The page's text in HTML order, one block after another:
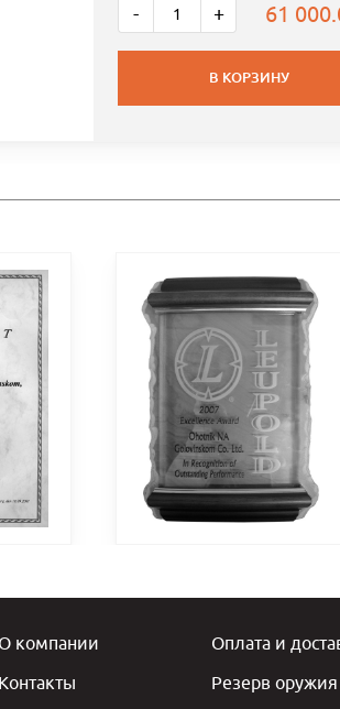
- + 61
В КОРЗИНУ
О компании
Контакты
Оплата и
Резерв оружия